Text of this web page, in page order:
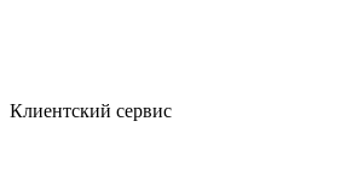
Клиентский сервис